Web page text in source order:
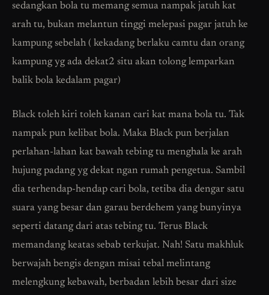
sedangkan bola tu memang semua nampak jatuh kat
arah tu, bukan melantun tinggi melepasi pagar jatuh ke
kampung sebelah ( kekadang berlaku camtu dan orang
kampung yg ada dekat2 situ akan tolong lemparkan
balik bola kedalam pagar)
Black toleh kiri toleh kanan cari kat mana bola tu. Tak
nampak pun kelibat bola. Maka Black pun berjalan
perlahan-lahan kat bawah tebing tu menghala ke arah
hujung padang yg dekat ngan rumah pengetua. Sambil
dia terhendap-hendap cari bola, tetiba dia dengar satu
suara yang besar dan garau berdehem yang bunyinya
seperti datang dari atas tebing tu. Terus Black
memandang keatas sebab terkujat. Nah! Satu makhluk
berwajah bengis dengan misai tebal melintang
melengkung kebawah, berbadan lebih besar dari size